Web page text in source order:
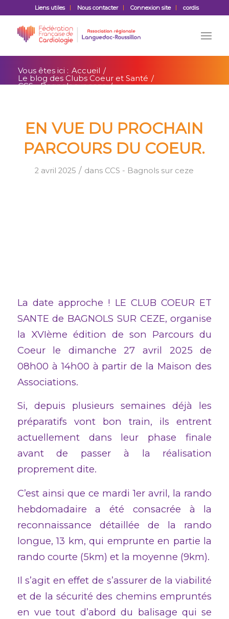
Liens utiles Nous contacter Connexion site cordis
Vous êtes ici : Accueil /
Le blog des Clubs Coeur et Santé /
CCS - Bagnols sur ceze /
EN VUE DU PROCHAIN
PARCOURS DU COEUR.
2 avril 2025 / dans CCS - Bagnols sur ceze
La date approche ! LE CLUB COEUR ET
SANTE de BAGNOLS SUR CEZE, organise
la XVIème édition de son Parcours du
Coeur le dimanche 27 avril 2025 de
08h00 à 14h00 à partir de la Maison des
Associations.
Si, depuis plusieurs semaines déjà les
préparatifs vont bon train, ils entrent
actuellement dans leur phase finale
avant de passer à la réalisation
proprement dite.
C’est ainsi que ce mardi 1er avril, la rando
hebdomadaire a été consacrée à la
reconnaissance détaillée de la rando
longue, 13 km, qui emprunte en partie la
rando courte (5km) et la moyenne (9km).
Il s’agit en effet de s’assurer de la viabilité
et de la sécurité des chemins empruntés
en vue tout d’abord du balisage qui se